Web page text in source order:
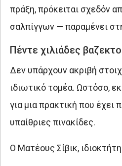
πράξη, πρόκειται σχεδόν
σαλπίγγων — παραμένει
Πέντε χιλιάδες
Δεν υπάρχουν ακριβή
ιδιωτικό τομέα. Ωστόσο,
για μια πρακτική που έχει
υπαίθριες πινακίδες.
Ο Ματέους Σίβικ,